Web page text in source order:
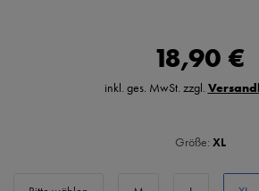
18,90 €
inkl. ges. MwSt. zzgl.
Größe: XL